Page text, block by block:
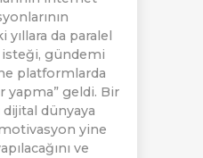
yıllara da paralel
gündemi
platformlarda
yapma” geldi. Bir
dünyaya
yine
ve